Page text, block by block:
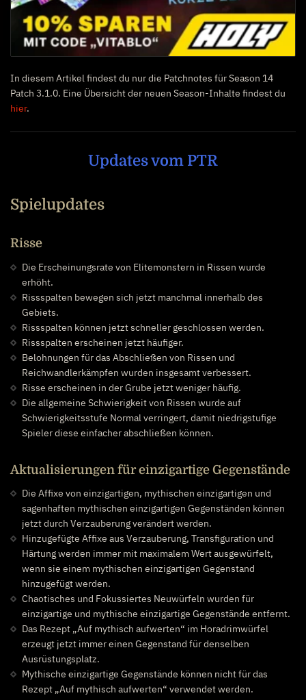
In diesem Artikel findest du nur die Patchnotes für Season 14
Patch 3.1.0. Eine Übersicht der neuen Season-Inhalte findest du
hier.
Updates vom PTR
Spielupdates
Risse
Die Erscheinungsrate von Elitemonstern in Rissen wurde
erhöht.
Rissspalten bewegen sich jetzt manchmal innerhalb des
Gebiets.
Rissspalten können jetzt schneller geschlossen werden.
Rissspalten erscheinen jetzt häufiger.
Belohnungen für das Abschließen von Rissen und
Reichwandlerkämpfen wurden insgesamt verbessert.
Risse erscheinen in der Grube jetzt weniger häufig.
Die allgemeine Schwierigkeit von Rissen wurde auf
Schwierigkeitsstufe Normal verringert, damit niedrigstufige
Spieler diese einfacher abschließen können.
Aktualisierungen für einzigartige Gegenstände
Die Affixe von einzigartigen, mythischen einzigartigen und
sagenhaften mythischen einzigartigen Gegenständen können
jetzt durch Verzauberung verändert werden.
Hinzugefügte Affixe aus Verzauberung, Transfiguration und
Härtung werden immer mit maximalem Wert ausgewürfelt,
wenn sie einem mythischen einzigartigen Gegenstand
hinzugefügt werden.
Chaotisches und Fokussiertes Neuwürfeln wurden für
einzigartige und mythische einzigartige Gegenstände entfernt.
Das Rezept „Auf mythisch aufwerten“ im Horadrimwürfel
erzeugt jetzt immer einen Gegenstand für denselben
Ausrüstungsplatz.
Mythische einzigartige Gegenstände können nicht für das
Rezept „Auf mythisch aufwerten“ verwendet werden.